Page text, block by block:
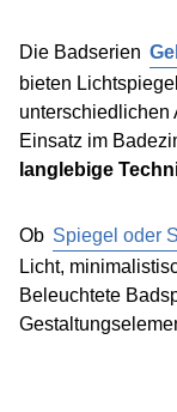
Die Badserien
bieten
unterschiedlichen
Einsatz im
langlebige
Ob Spiegel oder
Licht,
Beleuchtete